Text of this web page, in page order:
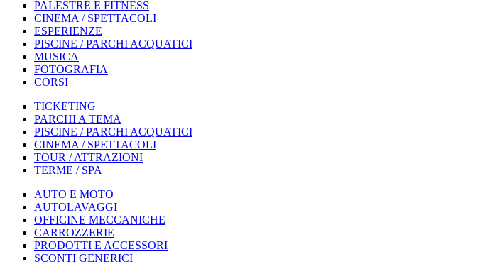
PALESTRE E FITNESS
CINEMA / SPETTACOLI
ESPERIENZE
PISCINE / PARCHI ACQUATICI
MUSICA
FOTOGRAFIA
CORSI
TICKETING
PARCHI A TEMA
PISCINE / PARCHI ACQUATICI
CINEMA / SPETTACOLI
TOUR / ATTRAZIONI
TERME / SPA
AUTO E MOTO
AUTOLAVAGGI
OFFICINE MECCANICHE
CARROZZERIE
PRODOTTI E ACCESSORI
SCONTI GENERICI